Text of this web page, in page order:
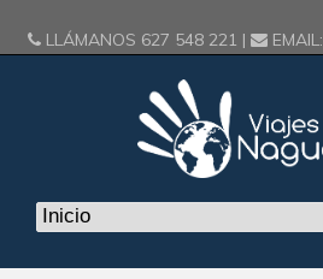
LLÁMANOS 627 548 221 | EMAIL: